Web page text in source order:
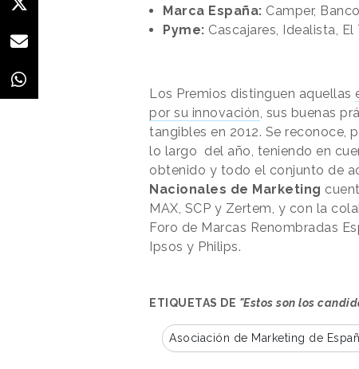
Marca España: Camper,
Pyme: Cascajares, Idealista, El
Los Premios distinguen aquellas
por su innovación , sus buenas
tangibles en 2012. Se reconoce,
lo largo del año, teniendo en
obtenido y todo el conjunto de
Nacionales de Marketing
MAX, SCP y Zertem, y con la
Foro de Marcas Renombradas
Ipsos y Philips.
ETIQUETAS DE "Estos son los
Asociación de Marketing de